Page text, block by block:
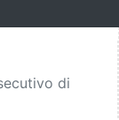
di